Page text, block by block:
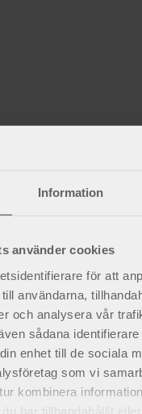
Information
använder cookies
för att
användarna,
och analysera vår
sådana
enhet till de sociala
som vi
kombinera
har tillhandahållit